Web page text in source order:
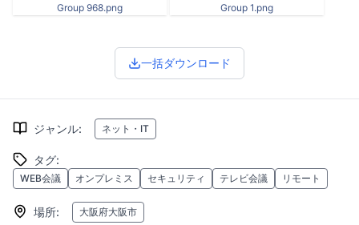
Group 968.png Group 1.png
一括ダウンロード
ジャンル: ネット・IT
タグ:
WEB会議 オンプレミス セキュリティ テレビ会議 リモート
場所: 大阪府大阪市